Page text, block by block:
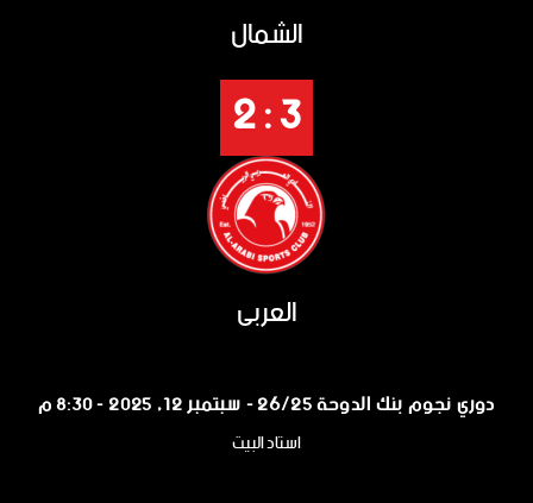
الشمال
3 : 2
العربي
دوري نجوم بنك الدوحة 26/25 - سبتمبر 12, 2025 - 8:30 م
استاد البيت